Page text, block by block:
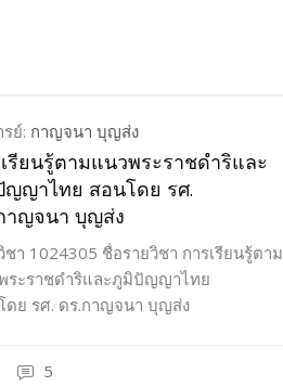
ย์: กาญจนา บุญส่ง
รียนรู้ตามแนวพระราชดำริและ
ญาไทย สอนโดย รศ.
าญจนา บุญส่ง
ชา 1024305 ชื่อรายวิชา การเรียนรู้ตาม
ระราชดำริและภูมิปัญญาไทย
ดย รศ. ดร.กาญจนา บุญส่ง
5